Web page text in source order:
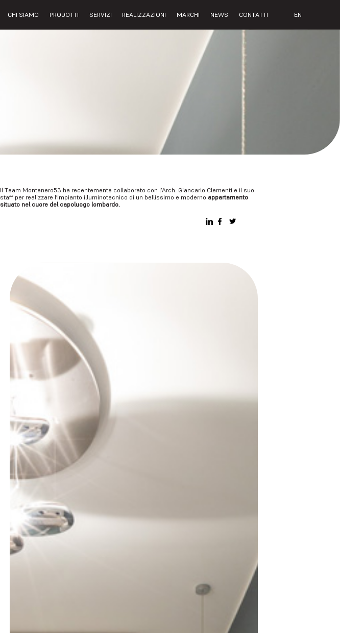
CHI SIAMO PRODOTTI SERVIZI REALIZZAZIONI MARCHI NEWS CONTATTI EN
Il Team Montenero53 ha recentemente collaborato con l’Arch. Giancarlo Clementi e il suo
staff per realizzare l’impianto illuminotecnico di un bellissimo e moderno appartamento
situato nel cuore del capoluogo lombardo.